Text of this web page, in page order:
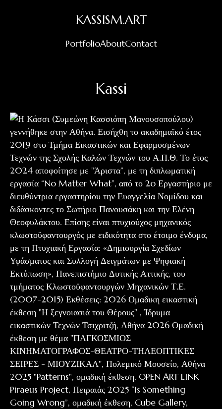
KASSISM.ART
PortfolioAboutContact
Kassi